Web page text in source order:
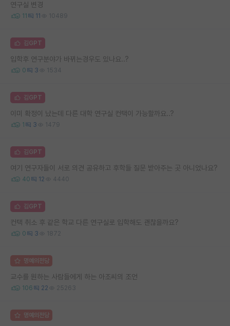
연구실 변경
11 11 10489
김GPT
입학후 연구분야가 바뀌는경우도 있나요..?
0 3 1534
김GPT
이미 확정이 났는데 다른 대학 연구실 컨택이 가능할까요..?
1 3 1479
김GPT
여기 연구자들이 서로 의견 공유하고 후학들 질문 받아주는 곳 아니었나요?
40 12 4440
김GPT
컨택 취소 후 같은 학교 다른 연구실로 입학해도 괜찮을까요?
0 3 1872
명예의전당
교수를 원하는 사람들에게 하는 아조씨의 조언
106 22 25263
명예의전당